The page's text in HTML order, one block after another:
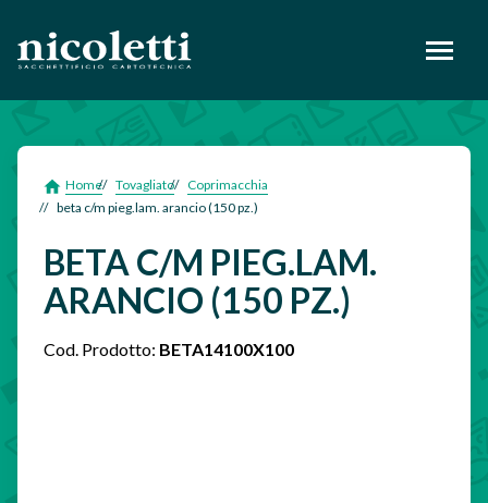
footer
Home Tovagliato
Coprimacchia
beta c/m pieg.lam. arancio (150 pz.)
BETA C/M PIEG.LAM.
ARANCIO (150 PZ.)
Cod. Prodotto: BETA14100X100